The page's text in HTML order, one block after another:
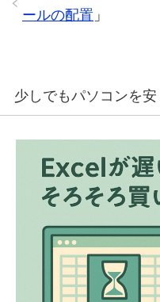
ールの配置 」
少しでもパソコンを